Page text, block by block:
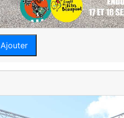
Ajouter